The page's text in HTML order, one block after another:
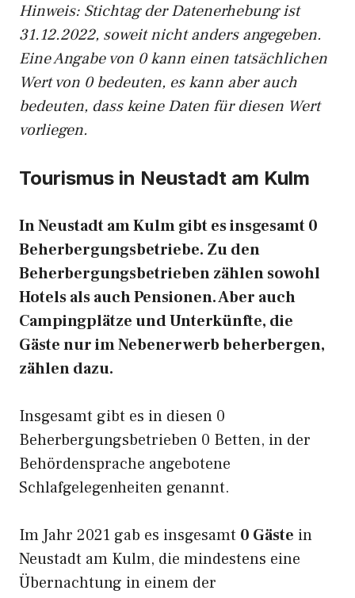
Hinweis: Stichtag der Datenerhebung ist
31.12.2022, soweit nicht anders angegeben.
Eine Angabe von 0 kann einen tatsächlichen
Wert von 0 bedeuten, es kann aber auch
bedeuten, dass keine Daten für diesen Wert
vorliegen.
Tourismus in Neustadt am Kulm
In Neustadt am Kulm gibt es insgesamt 0
Beherbergungsbetriebe. Zu den
Beherbergungsbetrieben zählen sowohl
Hotels als auch Pensionen. Aber auch
Campingplätze und Unterkünfte, die
Gäste nur im Nebenerwerb beherbergen,
zählen dazu.
Insgesamt gibt es in diesen 0
Beherbergungsbetrieben 0 Betten, in der
Behördensprache angebotene
Schlafgelegenheiten genannt.
Im Jahr 2021 gab es insgesamt 0 Gäste in
Neustadt am Kulm, die mindestens eine
Übernachtung in einem der